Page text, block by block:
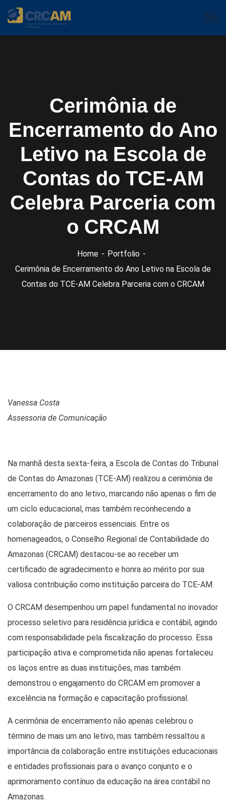
Cerimônia de
Encerramento do Ano
Letivo na Escola de
Contas do TCE-AM
Celebra Parceria com
o CRCAM
Home
Portfolio
Cerimônia de Encerramento do Ano Letivo na Escola de
Contas do TCE-AM Celebra Parceria com o CRCAM
Vanessa Costa
Assessoria de Comunicação
Na manhã desta sexta-feira, a Escola de Contas do Tribunal
de Contas do Amazonas (TCE-AM) realizou a cerimônia de
encerramento do ano letivo, marcando não apenas o fim de
um ciclo educacional, mas também reconhecendo a
colaboração de parceiros essenciais. Entre os
homenageados, o Conselho Regional de Contabilidade do
Amazonas (CRCAM) destacou-se ao receber um
certificado de agradecimento e honra ao mérito por sua
valiosa contribuição como instituição parceira do TCE-AM.
O CRCAM desempenhou um papel fundamental no inovador
processo seletivo para residência jurídica e contábil, agindo
com responsabilidade pela fiscalização do processo. Essa
participação ativa e comprometida não apenas fortaleceu
os laços entre as duas instituições, mas também
demonstrou o engajamento do CRCAM em promover a
excelência na formação e capacitação profissional.
A cerimônia de encerramento não apenas celebrou o
término de mais um ano letivo, mas também ressaltou a
importância da colaboração entre instituições educacionais
e entidades profissionais para o avanço conjunto e o
aprimoramento contínuo da educação na área contábil no
Amazonas.